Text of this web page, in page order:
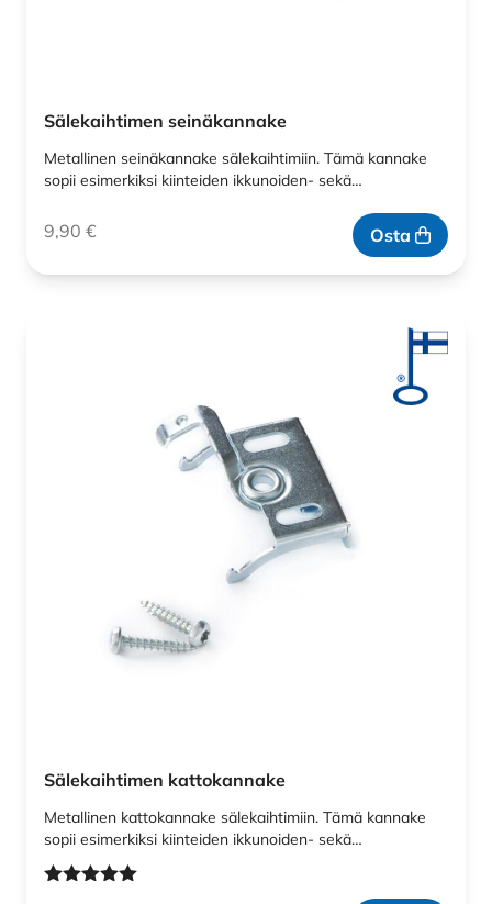
Sälekaihtimen seinäkannake
Metallinen seinäkannake sälekaihtimiin. Tämä kannake
sopii esimerkiksi kiinteiden ikkunoiden- sekä…
9,90 € Osta
Sälekaihtimen kattokannake
Metallinen kattokannake sälekaihtimiin. Tämä kannake
sopii esimerkiksi kiinteiden ikkunoiden- sekä…